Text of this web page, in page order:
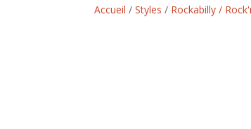
Accueil /Styles / Rockabilly /